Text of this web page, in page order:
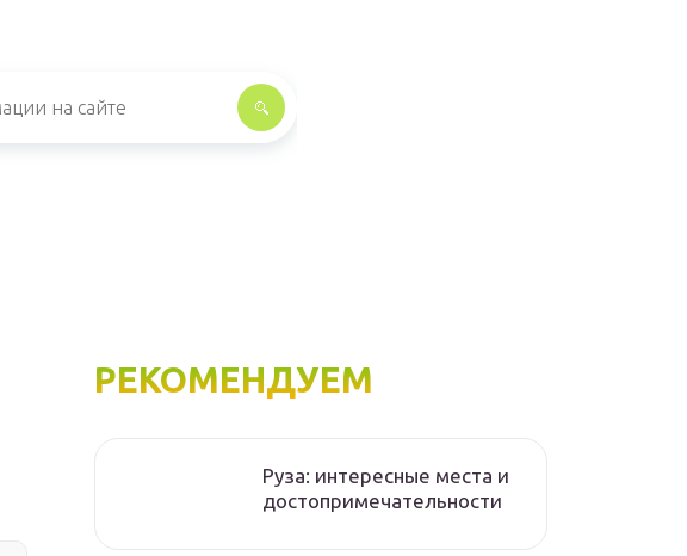
РЕКОМЕНДУЕМ
Руза: интересные места и
достопримечательности